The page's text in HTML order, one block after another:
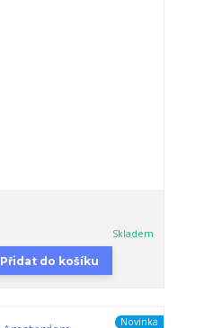
Skladem
Přidat do košíku
Novinka